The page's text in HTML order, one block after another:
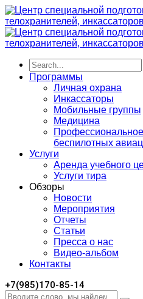
Программы
Личная охрана
Инкассаторы
Мобильные группы
Медицина
беспилотных
Услуги
Аренда учебного
Услуги тира
Обзоры
Новости
Мероприятия
Отчеты
Статьи
Пресса о нас
Видео-альбом
Контакты
+7(985)170-85-14